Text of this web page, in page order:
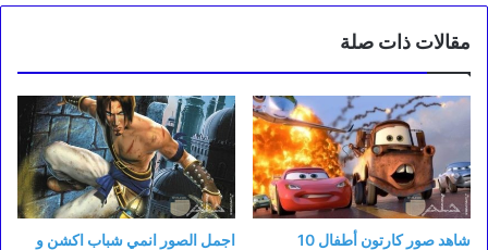
مقالات ذات صلة
شاهد صور كارتون أطفال 10
اجمل الصور انمي شباب اكشن و